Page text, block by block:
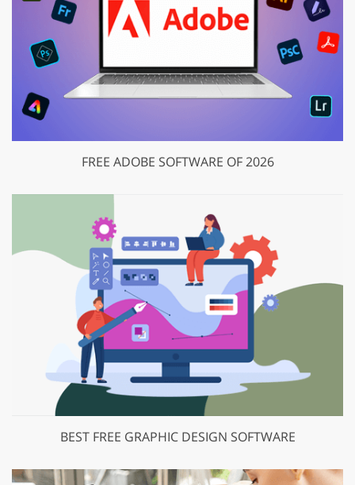
FREE ADOBE SOFTWARE OF 2026
BEST FREE GRAPHIC DESIGN SOFTWARE